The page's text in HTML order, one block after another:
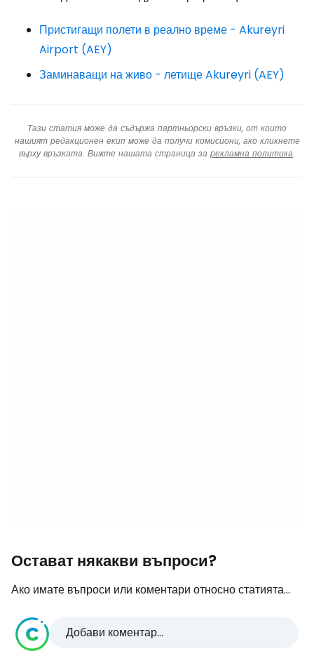
Пристигащи полети в реално време - Akureyri
Airport (AEY)
Заминаващи на живо - летище Akureyri (AEY)
Тази статия може да съдържа партньорски връзки, от които
нашият редакционен екип може да получи комисиони, ако кликнете
върху връзката. Вижте нашата страница за рекламна политика.
Остават някакви въпроси?
Ако имате въпроси или коментари относно статията...
Добави коментар...